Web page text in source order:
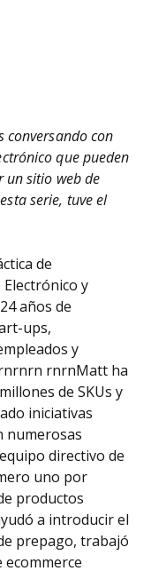
conversando con
que pueden
un sitio web de
serie, tuve el
de
y
años de
ups,
y
rnrnMatt ha
de SKUs y
iniciativas
numerosas
directivo de
uno por
productos
a introducir el
prepago, trabajó
ecommerce